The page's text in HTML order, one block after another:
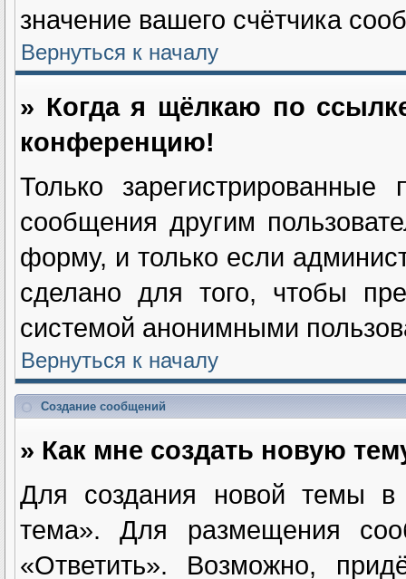
значение вашего счётчика
Вернуться к началу
» Когда я щёлкаю по
конференцию!
Только зарегистрированные
сообщения другим
форму, и только если
сделано для того, чтобы
системой анонимными
Вернуться к началу
Создание сообщений
» Как мне создать новую
Для создания новой темы
тема». Для размещения
«Ответить». Возможно,